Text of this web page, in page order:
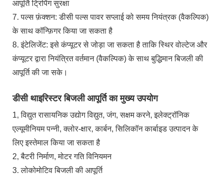
आपूर्ति ट्रिपिंग सुरक्षा
7. पल्स फ़ंक्शन: डीसी पल्स पावर सप्लाई को समय नियंत्रक (वैकल्पिक)
के साथ कॉन्फ़िगर किया जा सकता है
8. इंटेलिजेंट: इसे कंप्यूटर से जोड़ा जा सकता है ताकि स्थिर वोल्टेज और
कंप्यूटर द्वारा नियंत्रित वर्तमान (वैकल्पिक) के साथ बुद्धिमान बिजली की
आपूर्ति की जा सके।
डीसी थाइरिस्टर बिजली आपूर्ति का मुख्य उपयोग
1, विद्युत रासायनिक उद्योग विद्युत, जंग, सक्षम करने, इलेक्ट्रॉनिक
एल्यूमीनियम पन्नी, क्लोर-क्षार, कार्बन, सिलिकॉन कार्बाइड उत्पादन के
लिए इस्तेमाल किया जा सकता है
2, बैटरी निर्माण, मोटर गति विनियमन
3. लोकोमोटिव बिजली की आपूर्ति